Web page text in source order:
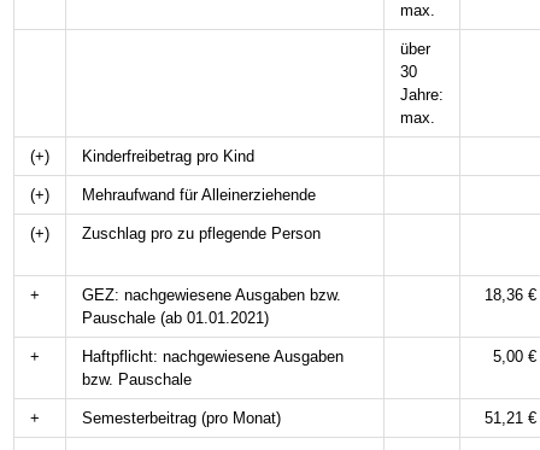
max.
über
30
Jahre:
max.
(+) Kinderfreibetrag pro Kind
(+) Mehraufwand für Alleinerziehende
(+) Zuschlag pro zu pflegende Person
+
GEZ: nachgewiesene Ausgaben bzw.
Pauschale (ab 01.01.2021)
18,36 €
+
Haftpflicht: nachgewiesene Ausgaben
bzw. Pauschale
5,00 €
+ Semesterbeitrag (pro Monat) 51,21 €